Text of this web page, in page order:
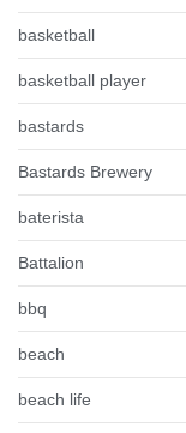
basketball
basketball player
bastards
Bastards Brewery
baterista
Battalion
bbq
beach
beach life